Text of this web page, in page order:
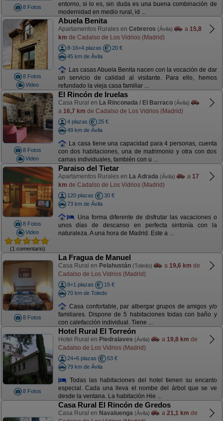
8 Fotos
entorno, si lo es, sin duda es una buena combinación de
modernidad en medio rural, id ...
8 Fotos
Video
Abuela Benita
Apartamentos Rurales en Cebreros (Ávila) a 15,8
km de Cadalso de Los Vidrios (Madrid)
8-16+4 plazas
20 €
45 km de Ávila
Las casas Abuela Benita nacen con la vocación de dar
un servicio de calidad al visitante. Para ello, hemos
refundado la vieja casa familiar ...
8 Fotos
Video
El Rincón de Iruelas
Casa Rural en La Rinconada / El Barraco (Ávila)
a 16,7 km de Cadalso de Los Vidrios (Madrid)
4 plazas
25 €
49 km de Ávila
La casa tiene una capacidad para 4 personas, cuenta
con dos habitaciones, una de matrimonio y otra con dos
camas individuales, también con u ...
8 Fotos
Video
(1 comentario)
Paraiso del Tietar
Apartamentos Rurales en La Adrada (Ávila) a 17
km de Cadalso de Los Vidrios (Madrid)
120 plazas
30 €
73 km de Ávila
Una forma diferente de disfrutar las vacaciones o
unos días de descanso en perfecta sintonía con la
naturaleza. A una hora de Madrid. Este a ...
8 Fotos
La Fragua de Manuel
Casa Rural en Pelahustán (Toledo) a 19,6 km de
Cadalso de Los Vidrios (Madrid)
8+1 plazas
15 €
70 km de Toledo
Casa confortable, par albergar grupos de amigos y/o
familiares. Dispone de 5 habitaciones todas con baño y
con calefacción individual. Tiene ...
8 Fotos
Hotel Rural El Torreón
Hotel Rural en Piedralaves (Ávila) a 19,8 km de
Cadalso de Los Vidrios (Madrid)
24+6 plazas
53 €
79 km de Ávila
Todas las habitaciones del hotel tienen su encanto
especial. Cada una lleva el nombe del árbol que se ve
desde la ventana. La habitación Hie ...
Casa Rural El Rincón de Gredos
Casa Rural en Navaluenga (Ávila) a 21,1 km de